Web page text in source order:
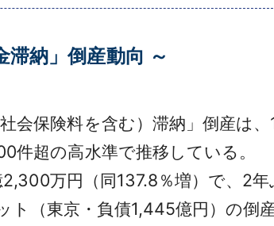
納」倒産動向 ～
会保険料を含む）滞納」倒産は
件超の高水準で推移している。
万円（同137.8％増）で、2
ト（東京・負債1,445億円）の倒